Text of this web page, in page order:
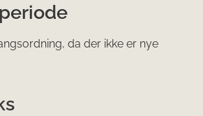
da der ikke er nye